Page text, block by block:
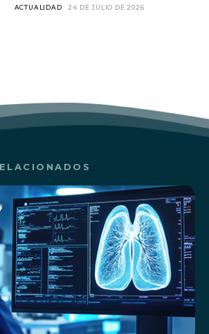
ACTUALIDAD 24 DE JULIO DE 2026